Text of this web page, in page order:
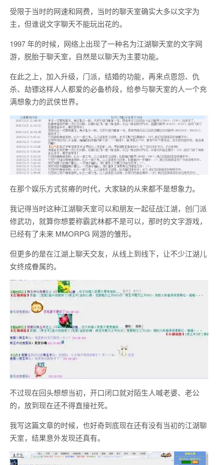
受限于当时的网速和网费，当时的聊天室确实大多以文字为
主，但谁说文字聊天不能玩出花的。
1997 年的时候，网络上出现了一种名为江湖聊天室的文字网
游，脱胎于聊天室，自然是以聊天为主要功能。
在此之上，加入升级，门派，结婚的功能，再来点恩怨、仇
杀、劫镖这样人人都爱的必备桥段，给参与聊天室的人一个充
满想象力的武侠世界。
在那个娱乐方式贫瘠的时代，大家缺的从来都不是想象力。
我记得当时这种江湖聊天室可以和朋友一起征战江湖，创门派
修武功，就算你想要称霸武林都不是可以，那时的文字游戏，
已经有了未来 MMORPG 网游的雏形。
但更多的是在江湖上聊天交友，从线上到线下，让不少江湖儿
女终成眷属的。
不过现在回头想想当初，开口闭口就对陌生人喊老婆、老公
的，放到现在还不得直接社死。
我写这篇文章的时候，也好奇到底现在还有没有当初的江湖聊
天室，结果意外发现还真有。